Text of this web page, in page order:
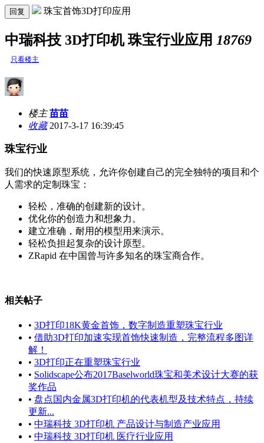
回复 珠宝首饰3D打印应用
中瑞科技 3D打印机 珠宝行业应用 18769
只看楼主
楼主 苗苗
收藏2017-3-17 16:39:45
珠宝行业
我们的快速原型系统，允许你创建自己的完全独特的项目和个
人需求的定制珠宝：
轻松，准确的创建新的设计。
优化你的创造力和想象力。
建立准确，耐用的模型用来演示。
轻松负担起复杂的设计原型。
ZRapid 在中国曾与许多知名的珠宝商合作。
相关帖子
• 3D打印18K黄金首饰，数字制造重塑珠宝行业
• 借助3D打印加速实现首饰快速制造，完整流程多图详
解！
• 3D打印正在重塑珠宝行业
• Solidscape公布2017Baselworld珠宝和美术设计大赛的获
奖作品
• 盘点国内金属3D打印机的代表机型及技术特点，持续
更新...
• 中瑞科技 3D打印机 产品设计与制造产业应用
• 中瑞科技 3D打印机 医疗行业应用